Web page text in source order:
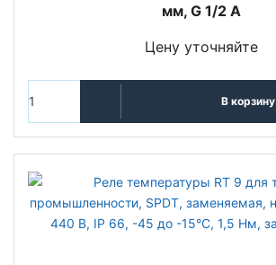
мм, G 1/2 A
Цену уточняйте
В корзину